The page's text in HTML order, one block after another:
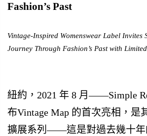
Fashion’s Past
Vintage-Inspired Womenswear Label Invites
Journey Through Fashion’s Past with
紐約，2021 年 8 月——Simple
布Vintage Map 的首次亮相，是
擴展系列——這是對過去幾十年